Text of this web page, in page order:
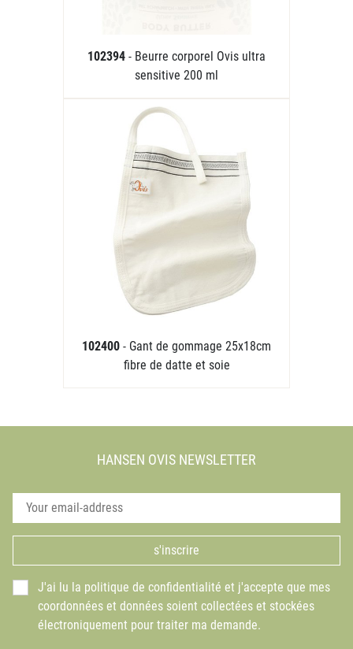
102394 - Beurre corporel Ovis ultra
sensitive 200 ml
102400 - Gant de gommage 25x18cm
fibre de datte et soie
HANSEN OVIS NEWSLETTER
s'inscrire
J'ai lu la politique de confidentialité et j'accepte que mes
coordonnées et données soient collectées et stockées
électroniquement pour traiter ma demande.